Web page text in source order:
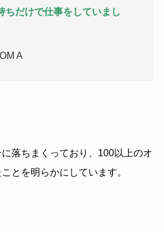
ちだけで仕事をしていまし
A
落ちまくっており、100以上のオ
とを明らかにしています。